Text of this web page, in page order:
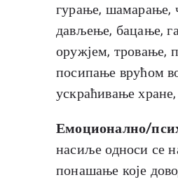
гурање, шамарање,
дављење, бацање,
оружјем, тровање,
посипање врућом
ускраћивање
Емоционално/
насиље односи се
понашање које